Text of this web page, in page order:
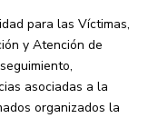
para las Víctimas,
y Atención de
asociadas a la
organizados la